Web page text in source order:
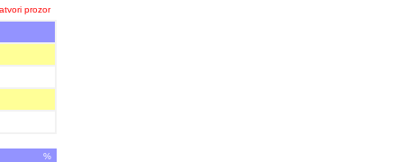
prozor
%